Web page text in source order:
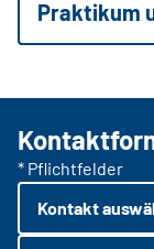
Praktikum
* Pflichtfelder
Kontakt